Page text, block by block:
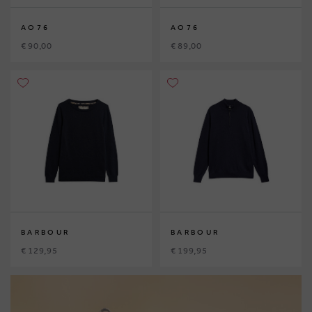
AO76
€ 90,00
AO76
€ 89,00
BARBOUR
€ 129,95
BARBOUR
€ 199,95